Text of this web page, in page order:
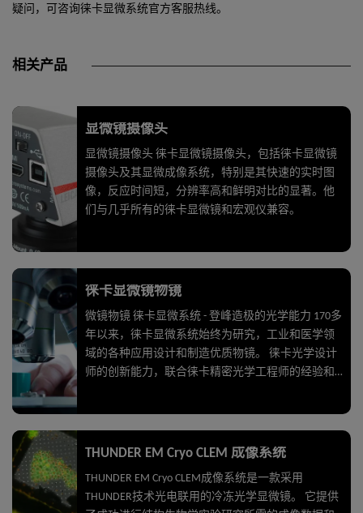
疑问，可咨询徕卡显微系统官方客服热线。
相关产品
显微镜摄像头
显微镜摄像头 徕卡显微镜摄像头，包括徕卡显微镜
摄像头及其显微成像系统，特别是其快速的实时图
像，反应时间短，分辨率高和鲜明对比的显著。他
们与几乎所有的徕卡显微镜和宏观仪兼容。
徕卡显微镜物镜
微镜物镜 徕卡显微系统 - 登峰造极的光学能力 170多
年以来，徕卡显微系统始终为研究，工业和医学领
域的各种应用设计和制造优质物镜。 徕卡光学设计
师的创新能力，联合徕卡精密光学工程师的经验和
质图像质量。
THUNDER EM Cryo CLEM 成像系统
THUNDER EM Cryo CLEM成像系统是一款采用
THUNDER技术光电联用的冷冻光学显微镜。 它提供